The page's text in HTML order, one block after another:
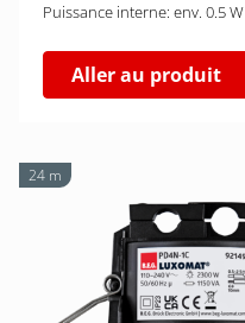
Puissance interne: env. 0.5 W
Aller au produit
24 m